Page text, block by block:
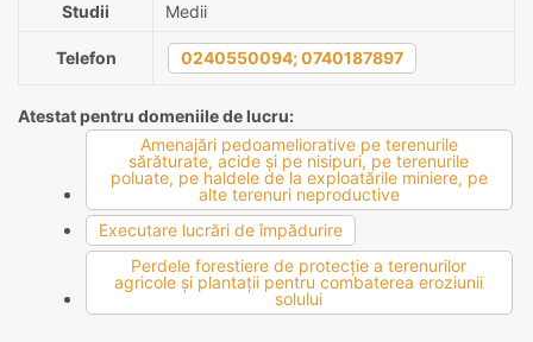
Studii
Medii
Telefon 0240550094; 0740187897
Atestat pentru domeniile de lucru:
Amenajări pedoameliorative pe terenurile
sărăturate, acide şi pe nisipuri, pe terenurile
poluate, pe haldele de la exploatările miniere, pe
alte terenuri neproductive
Executare lucrări de împădurire
Perdele forestiere de protecţie a terenurilor
agricole şi plantaţii pentru combaterea eroziunii
solului